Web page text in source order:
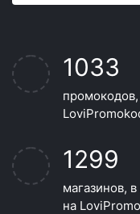
1033
1299
магазинов,
на